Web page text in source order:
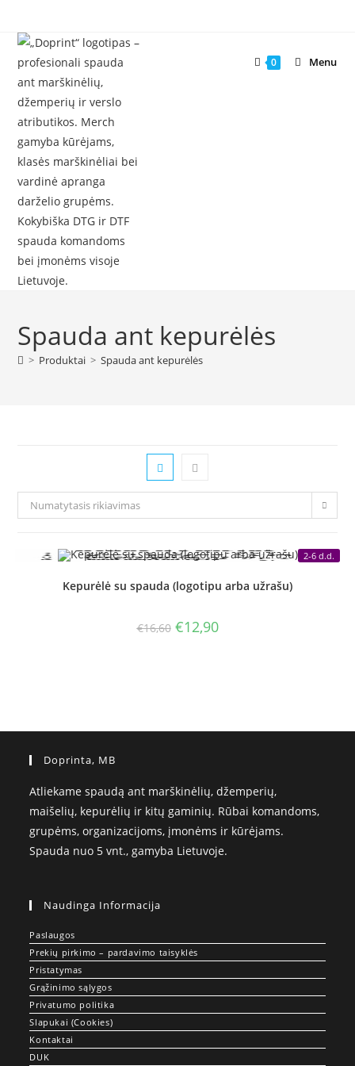
content
0 Menu
Spauda ant kepurėlės
> Produktai > Spauda ant kepurėlės
Numatytasis rikiavimas
2-6 d.d.
Kepurėlė su spauda (logotipu arba užrašu)
€16,60 Original
price
€12,90Current
price
Doprinta, MB
Atliekame spaudą ant marškinėlių, džemperių,
maišelių, kepurėlių ir kitų gaminių. Rūbai komandoms,
grupėms, organizacijoms, įmonėms ir kūrėjams.
Spauda nuo 5 vnt., gamyba Lietuvoje.
Naudinga Informacija
Paslaugos
Prekių pirkimo – pardavimo taisyklės
Pristatymas
Grąžinimo sąlygos
Privatumo politika
Slapukai (Cookies)
Kontaktai
DUK